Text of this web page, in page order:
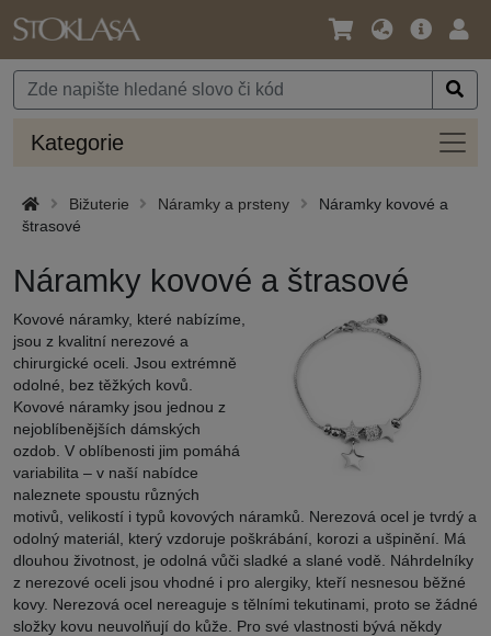
Jazyk
Měna
Hlavní
Kategorie
Bižuterie Náramky a prsteny
Náramky kovové a
štrasové
Náramky kovové a štrasové
Kovové náramky, které nabízíme,
jsou z kvalitní nerezové a
chirurgické oceli. Jsou extrémně
odolné, bez těžkých kovů.
Kovové náramky jsou jednou z
nejoblíbenějších dámských
ozdob. V oblíbenosti jim pomáhá
variabilita – v naší nabídce
naleznete spoustu různých
motivů, velikostí i typů kovových náramků. Nerezová ocel je tvrdý a
odolný materiál, který vzdoruje poškrábání, korozi a ušpinění. Má
dlouhou životnost, je odolná vůči sladké a slané vodě. Náhrdelníky
z nerezové oceli jsou vhodné i pro alergiky, kteří nesnesou běžné
kovy. Nerezová ocel nereaguje s tělními tekutinami, proto se žádné
složky kovu neuvolňují do kůže. Pro své vlastnosti bývá někdy